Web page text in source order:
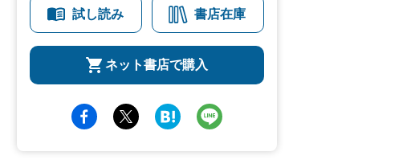
試し読み 書店在庫
ネット書店で購入